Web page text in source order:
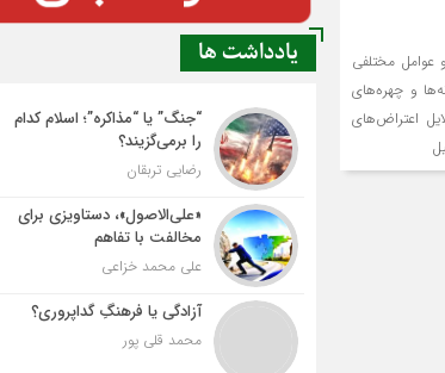
عوامل مختلفی
و چهره‌های
اعتراض‌های
یادداشت ها
“جنگ” یا “مذاکره”؛ اسلام کدام
را برمی‌گزیند؟
رضایی تربقان
«علی‌الاصول»، دستاویزی برای
مخالفت با تفاهم
علی محمد خزاعی
آزادگی یا فرهنگِ گداپروری؟
محمد قلی پور